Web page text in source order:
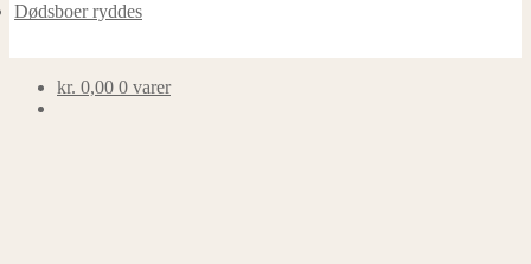
Dødsboer ryddes
kr. 0,00 0 varer